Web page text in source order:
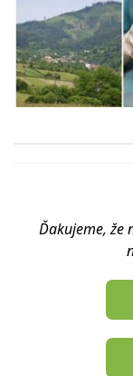
Ďakujeme, že